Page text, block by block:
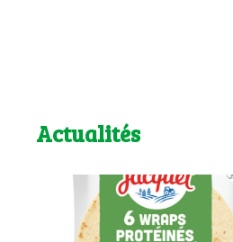
Actualités